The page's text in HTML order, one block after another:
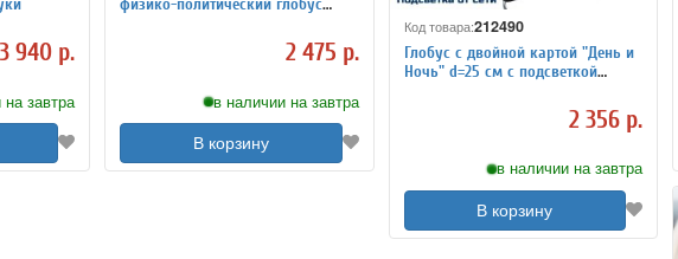
3 940 р.
завтра
физико-политический глобус
2 475 р.
в наличии на завтра
В корзину
Код товара:212490
Глобус с двойной картой "День и
Ночь" d=25 см с подсветкой
2 356 р.
в наличии на завтра
В корзину